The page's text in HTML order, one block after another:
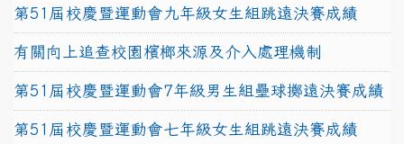
第51屆校慶暨運動會九年級女生組跳遠決賽成績
有關向上追查校園檳榔來源及介入處理機制
第51屆校慶暨運動會7年級男生組壘球擲遠決賽成績
第51屆校慶暨運動會七年級女生組跳遠決賽成績